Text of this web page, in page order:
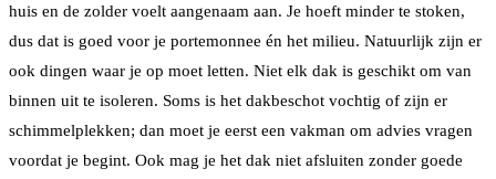
huis en de zolder voelt aangenaam aan. Je hoeft minder te stoken,
dus dat is goed voor je portemonnee én het milieu. Natuurlijk zijn er
ook dingen waar je op moet letten. Niet elk dak is geschikt om van
binnen uit te isoleren. Soms is het dakbeschot vochtig of zijn er
schimmelplekken; dan moet je eerst een vakman om advies vragen
voordat je begint. Ook mag je het dak niet afsluiten zonder goede